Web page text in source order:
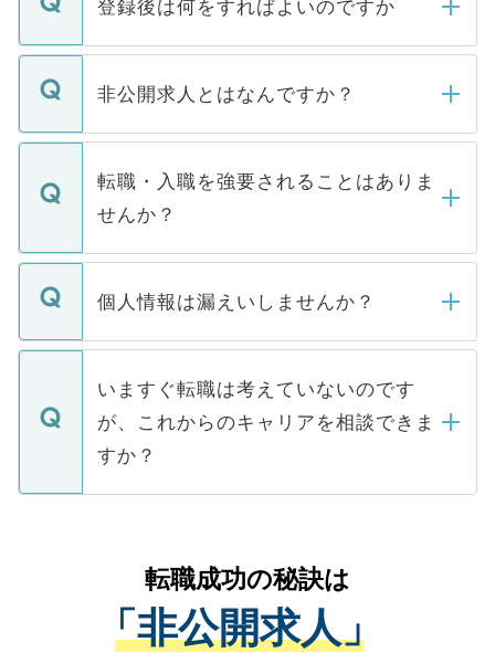
登録後は何をすればよいのですか
ご登録いただきましたら、弊社担当者がご
登録内容を確認し、その後メールもしくは
ます。通常、5営業日以内にはご連絡をせて
いただきますので、しばらくお待ちくださ
い。
非公開求人とはなんですか？
マイナビDOCTORで取り扱っている求人の
うち約3割は、Webサイトからご覧いただ
けない「非公開求人」です。非公開求人は
下記の理由によって、一般には公開してい
ません。
■応募殺到を避けるため 人気のある医療機
関を公にしてしまうと、応募が殺到する場
に、医療機関が求める条件に合った人材の
みを人材紹介会社に依頼するケースが増え
ています。
転職・入職を強要されることはありま
せんか？
転職・入職を強要することは一切ありませ
ん。また、仮に応募先から内定をいただい
定を承諾する必要はありません。内定先へ
の辞退の連絡はキャリアパートナーが行い
ますので、ご安心ください。
個人情報は漏えいしませんか？
個人情報が漏えいすることはありませんの
で、ご安心ください。当サイトからの登録
などで収集したご登録者様の個人情報は、
ご本人のキャリアアップおよび転職活動の
支援を目的に使用いたします。お預かりし
ているすべての個人データはご本人の許可
は、個人情報の取り扱いについての厳密な
管理基準を満たした事業者のみに付与され
る、プライバシーマークを取得済みです。
いますぐ転職は考えていないのです
が、これからのキャリアを相談できま
すか？
かがいして、現在の医療機関の状況や紹介
経験をまじえながら、適切なアドバイスを
させていただきます。すぐにご転職をされ
ない方には、長期的なサポートが可能です
転職成功の秘訣は
「非公開求人」